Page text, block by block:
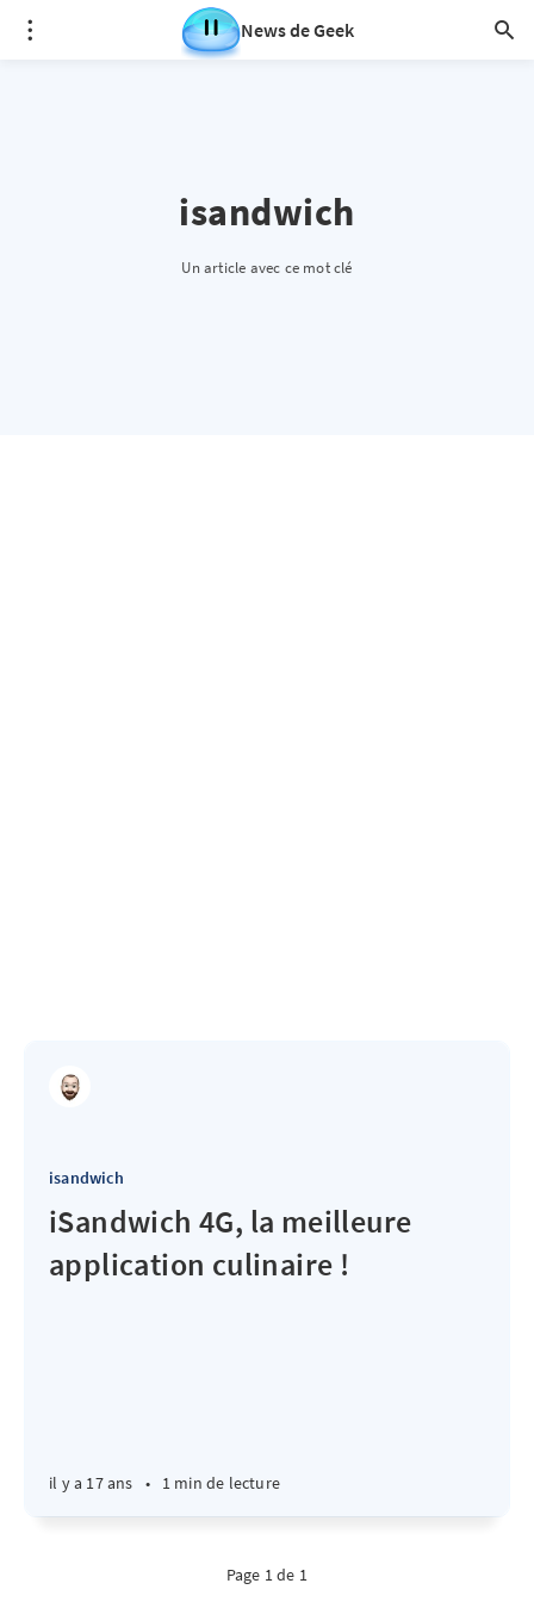
News de Geek
isandwich
Un article avec ce mot clé
isandwich
iSandwich 4G, la meilleure
application culinaire !
il y a 17 ans • 1 min de lecture
Page 1 de 1